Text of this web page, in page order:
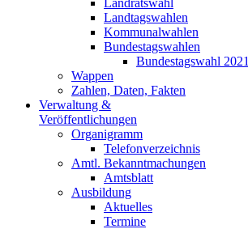
Landratswahl
Landtagswahlen
Kommunalwahlen
Bundestagswahlen
Bundestagswahl 2021
Wappen
Zahlen, Daten, Fakten
Verwaltung &
Veröffentlichungen
Organigramm
Telefonverzeichnis
Amtl. Bekanntmachungen
Amtsblatt
Ausbildung
Aktuelles
Termine